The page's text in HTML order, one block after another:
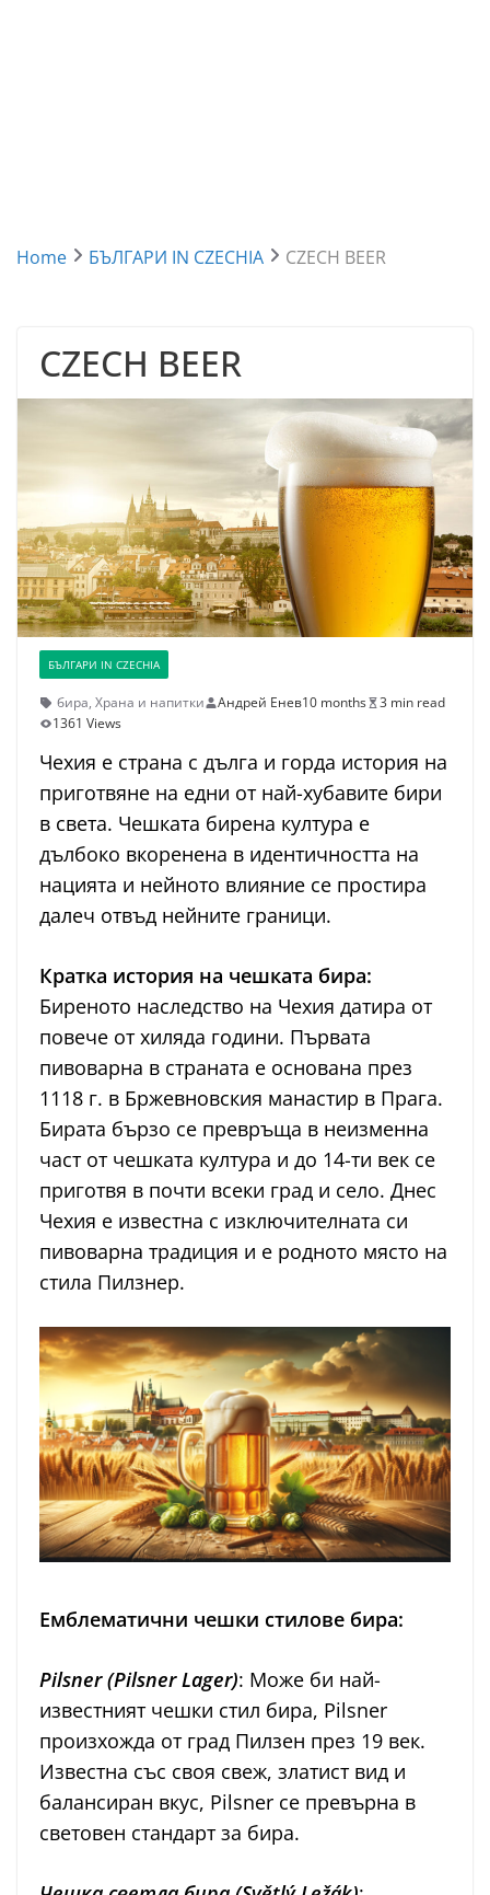
Home БЪЛГАРИ IN CZECHIA CZECH BEER
CZECH BEER
БЪЛГАРИ IN CZECHIA
бира, Храна и напитки Андрей Енев10 months
3 min read
1361 Views
Чехия е страна с дълга и горда история на
приготвяне на едни от най-хубавите бири
в света. Чешката бирена култура е
дълбоко вкоренена в идентичността на
нацията и нейното влияние се простира
далеч отвъд нейните граници.
Кратка история на чешката бира:
Биреното наследство на Чехия датира от
повече от хиляда години. Първата
пивоварна в страната е основана през
1118 г. в Бржевновския манастир в Прага.
Бирата бързо се превръща в неизменна
част от чешката култура и до 14-ти век се
приготвя в почти всеки град и село. Днес
Чехия е известна с изключителната си
пивоварна традиция и е родното място на
стила Пилзнер.
Емблематични чешки стилове бира:
Pilsner (Pilsner Lager): Може би най-
известният чешки стил бира, Pilsner
произхожда от град Пилзен през 19 век.
Известна със своя свеж, златист вид и
балансиран вкус, Pilsner се превърна в
световен стандарт за бира.